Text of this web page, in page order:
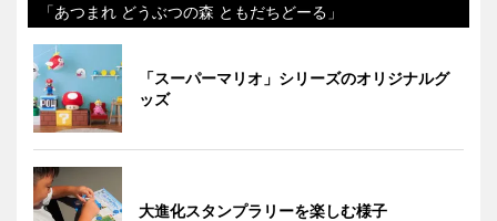
「あつまれ どうぶつの森 ともだちどーる」
「スーパーマリオ」シリーズのオリジナルグ
ッズ
大進化スタンプラリーを楽しむ様子